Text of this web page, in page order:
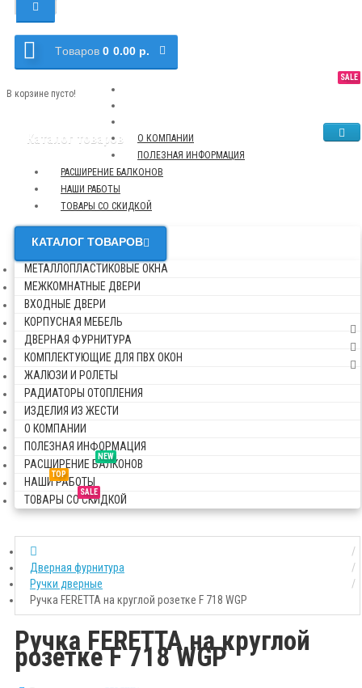
Tоваров 0 0.00 р.
В корзине пусто!
Каталог товаров
О КОМПАНИИ
ПОЛЕЗНАЯ ИНФОРМАЦИЯ
NEW
РАСШИРЕНИЕ БАЛКОНОВ
TOP
НАШИ РАБОТЫ
SALE
ТОВАРЫ СО СКИДКОЙ
КАТАЛОГ ТОВАРОВ
МЕТАЛЛОПЛАСТИКОВЫЕ ОКНА
МЕЖКОМНАТНЫЕ ДВЕРИ
ВХОДНЫЕ ДВЕРИ
КОРПУСНАЯ МЕБЕЛЬ
ДВЕРНАЯ ФУРНИТУРА
КОМПЛЕКТУЮЩИЕ ДЛЯ ПВХ ОКОН
ЖАЛЮЗИ И РОЛЕТЫ
РАДИАТОРЫ ОТОПЛЕНИЯ
ИЗДЕЛИЯ ИЗ ЖЕСТИ
О КОМПАНИИ
ПОЛЕЗНАЯ ИНФОРМАЦИЯ
NEW
РАСШИРЕНИЕ БАЛКОНОВ
TOP
НАШИ РАБОТЫ
SALE
ТОВАРЫ СО СКИДКОЙ
Дверная фурнитура
Ручки дверные
Ручка FERETTA на круглой розетке F 718 WGP
Ручка FERETTA на круглой
розетке F 718 WGP